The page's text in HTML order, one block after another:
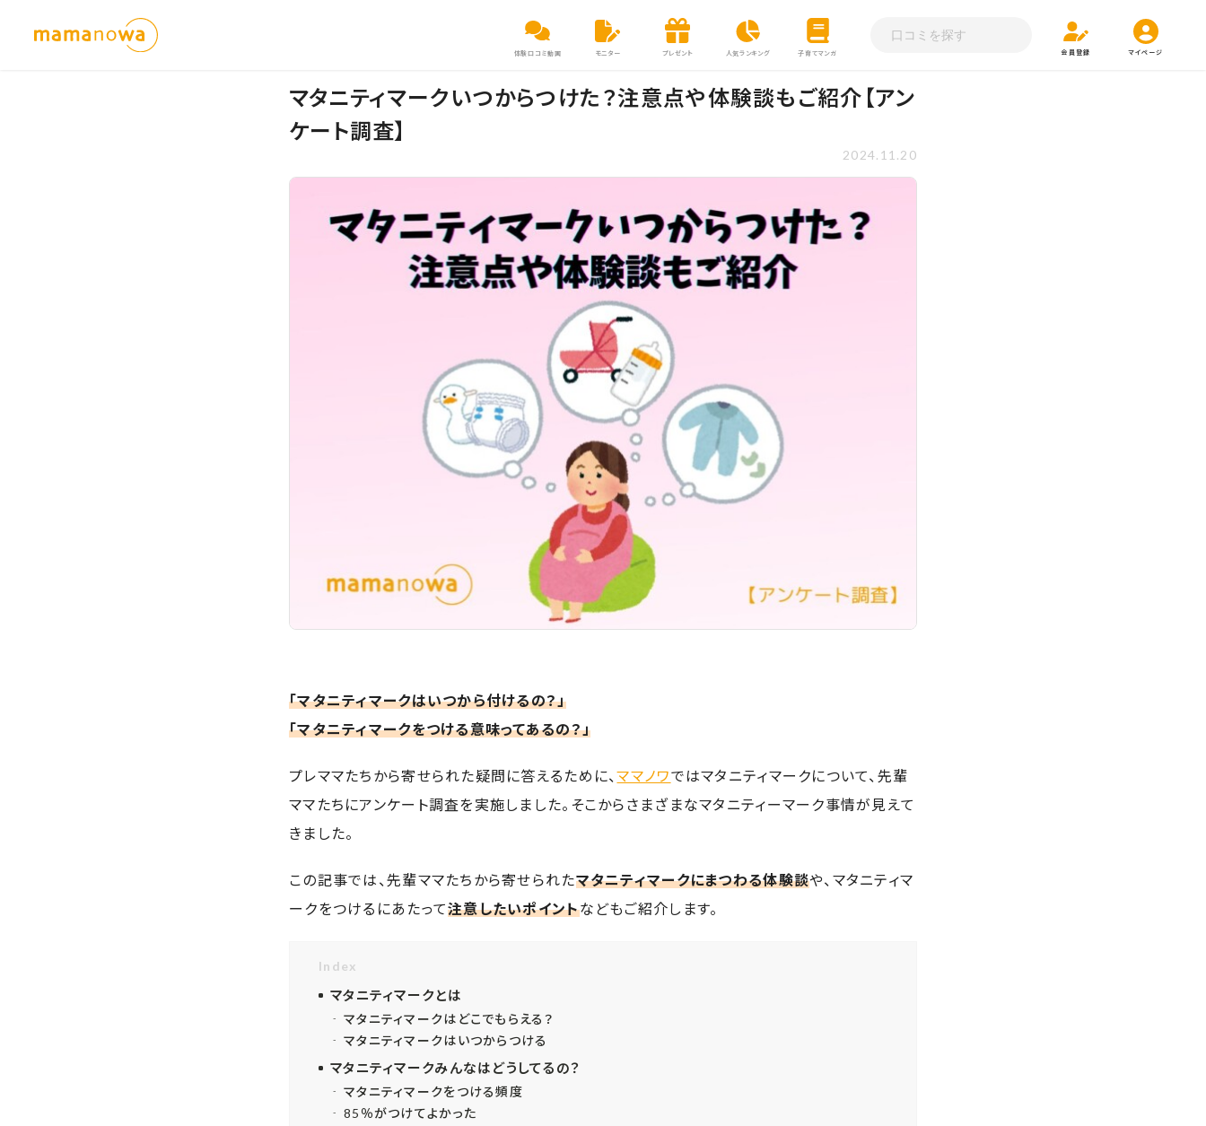
体験口コミ動画 モニター プレゼント 人気ランキング 子育てマンガ 会員登録 マイページ
マタニティマークいつからつけた？注意点や体験談もご紹介【アン
ケート調査】
2024.11.20
「マタニティマークはいつから付けるの？」
「マタニティマークをつける意味ってあるの？」
プレママたちから寄せられた疑問に答えるために、ママノワではマタニティマークについて、先輩
ママたちにアンケート調査を実施しました。そこからさまざまなマタニティーマーク事情が見えて
きました。
この記事では、先輩ママたちから寄せられたマタニティマークにまつわる体験談や、マタニティマ
ークをつけるにあたって注意したいポイントなどもご紹介します。
Index
マタニティマークとは
マタニティマークはどこでもらえる？
マタニティマークはいつからつける
マタニティマークみんなはどうしてるの？
マタニティマークをつける頻度
85％がつけてよかった